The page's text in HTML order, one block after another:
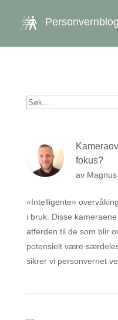
Søk
fokus?
av
«Intelligente»
i bruk. Disse
atferden til de som blir
potensielt være
sikrer vi personvernet